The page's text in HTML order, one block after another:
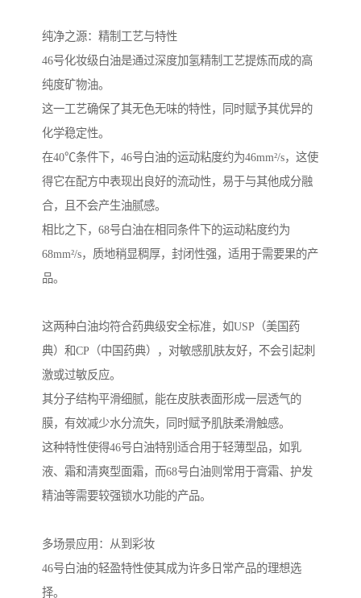
纯净之源：精制工艺与特性
46号化妆级白油是通过深度加氢精制工艺提炼而成的高
纯度矿物油。
这一工艺确保了其无色无味的特性，同时赋予其优异的
化学稳定性。
在40℃条件下，46号白油的运动粘度约为46mm²/s，这使
得它在配方中表现出良好的流动性，易于与其他成分融
合，且不会产生油腻感。
相比之下，68号白油在相同条件下的运动粘度约为
68mm²/s，质地稍显稠厚，封闭性强，适用于需要果的产
品。
这两种白油均符合药典级安全标准，如USP（美国药
典）和CP（中国药典），对敏感肌肤友好，不会引起刺
激或过敏反应。
其分子结构平滑细腻，能在皮肤表面形成一层透气的
膜，有效减少水分流失，同时赋予肌肤柔滑触感。
这种特性使得46号白油特别适合用于轻薄型品，如乳
液、霜和清爽型面霜，而68号白油则常用于膏霜、护发
精油等需要较强锁水功能的产品。
多场景应用：从到彩妆
46号白油的轻盈特性使其成为许多日常产品的理想选
择。